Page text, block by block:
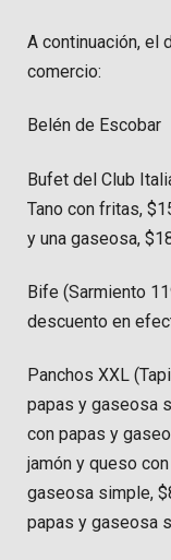
A continuación, el
comercio:
Belén de Escobar
Bufet del Club
Tano con fritas,
y una gaseosa,
Bife (Sarmiento
descuento en
Panchos XXL
papas y gaseosa
con papas y
jamón y queso
gaseosa simple,
papas y gaseosa